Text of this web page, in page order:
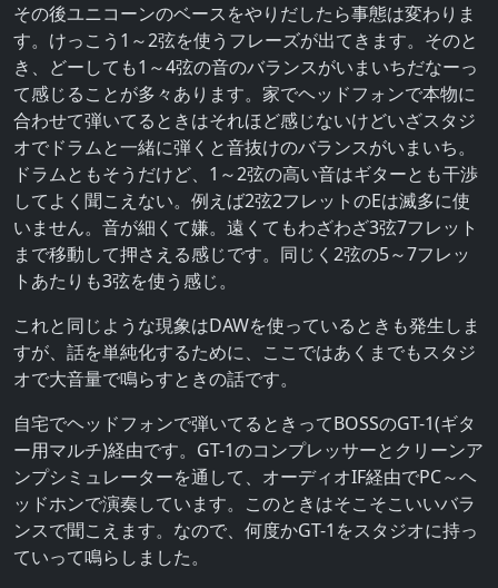
その後ユニコーンのベースをやりだしたら事態は変わりま
す。けっこう1～2弦を使うフレーズが出てきます。そのと
き、どーしても1～4弦の音のバランスがいまいちだなーっ
て感じることが多々あります。家でヘッドフォンで本物に
合わせて弾いてるときはそれほど感じないけどいざスタジ
オでドラムと一緒に弾くと音抜けのバランスがいまいち。
ドラムともそうだけど、1～2弦の高い音はギターとも干渉
してよく聞こえない。例えば2弦2フレットのEは滅多に使
いません。音が細くて嫌。遠くてもわざわざ3弦7フレット
まで移動して押さえる感じです。同じく2弦の5～7フレッ
トあたりも3弦を使う感じ。
これと同じような現象はDAWを使っているときも発生しま
すが、話を単純化するために、ここではあくまでもスタジ
オで大音量で鳴らすときの話です。
自宅でヘッドフォンで弾いてるときってBOSSのGT-1(ギタ
ー用マルチ)経由です。GT-1のコンプレッサーとクリーンア
ンプシミュレーターを通して、オーディオIF経由でPC～ヘ
ッドホンで演奏しています。このときはそこそこいいバラ
ンスで聞こえます。なので、何度かGT-1をスタジオに持っ
ていって鳴らしました。